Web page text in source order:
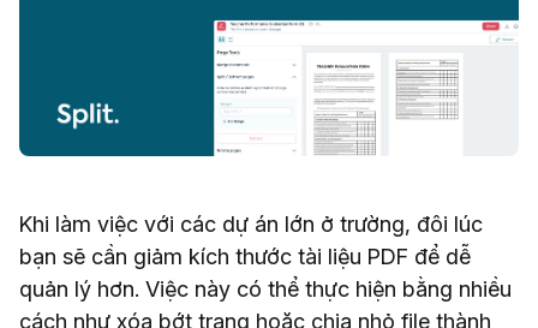
Khi làm việc với các dự án lớn ở trường, đôi lúc
bạn sẽ cần giảm kích thước tài liệu PDF để dễ
quản lý hơn. Việc này có thể thực hiện bằng nhiều
cách như xóa bớt trang hoặc chia nhỏ file thành